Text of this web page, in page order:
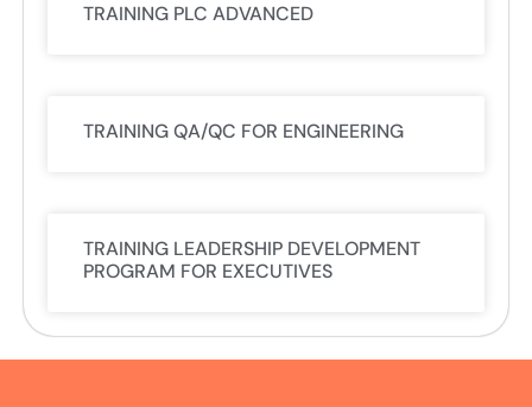
TRAINING PLC ADVANCED
TRAINING QA/QC FOR ENGINEERING
TRAINING LEADERSHIP DEVELOPMENT
PROGRAM FOR EXECUTIVES